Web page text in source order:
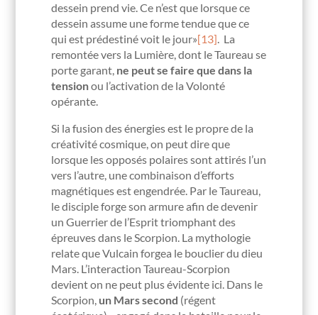
dessein prend vie. Ce n’est que lorsque ce
dessein assume une forme tendue que ce
qui est prédestiné voit le jour»[13]. La
remontée vers la Lumière, dont le Taureau se
porte garant, ne peut se faire que dans la
tensionou l’activation de la Volonté
opérante.
Si la fusion des énergies est le propre de la
créativité cosmique, on peut dire que
lorsque les opposés polaires sont attirés l’un
vers l’autre, une combinaison d’efforts
magnétiques est engendrée. Par le Taureau,
le disciple forge son armure afin de devenir
un Guerrier de l’Esprit triomphant des
épreuves dans le Scorpion. La mythologie
relate que Vulcain forgea le bouclier du dieu
Mars. L’interaction Taureau-Scorpion
devient on ne peut plus évidente ici. Dans le
Scorpion, un Mars second (régent